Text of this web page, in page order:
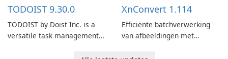
TODOIST 9.30.0
TODOIST by Doist Inc. is a
versatile task management
XnConvert 1.114
Efficiënte batchverwerking
van afbeeldingen met